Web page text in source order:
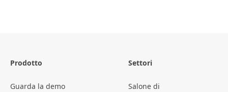
Prodotto
Guarda la demo
Settori
Salone di